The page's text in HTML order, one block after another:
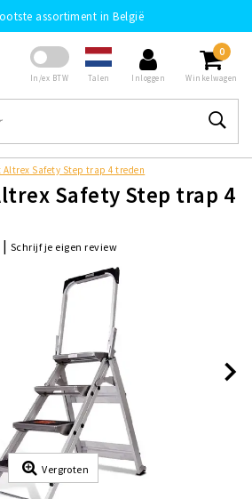
assortiment in België
In/ex BTW Talen Inloggen
0
Winkelwagen
Safety Step trap 4 treden
Safety Step trap 4
| Schrijf je eigen review
Vergroten